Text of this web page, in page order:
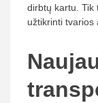
dirbtų kartu. Tik
užtikrinti tvarios